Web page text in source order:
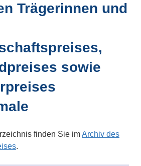
Trägerinnen und
sowie
finden Sie imArchiv des
.